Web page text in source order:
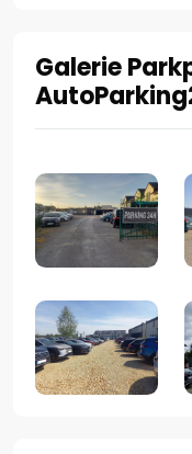
Galerie